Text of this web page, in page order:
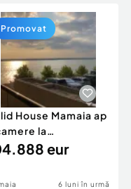
House Mamaia ap
la
Mega
eur
6 luni în urmă
Promovat